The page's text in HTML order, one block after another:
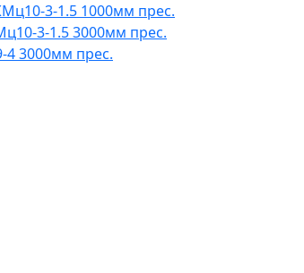
3-1.5 1000мм прес.
3-1.5 3000мм прес.
3000мм прес.